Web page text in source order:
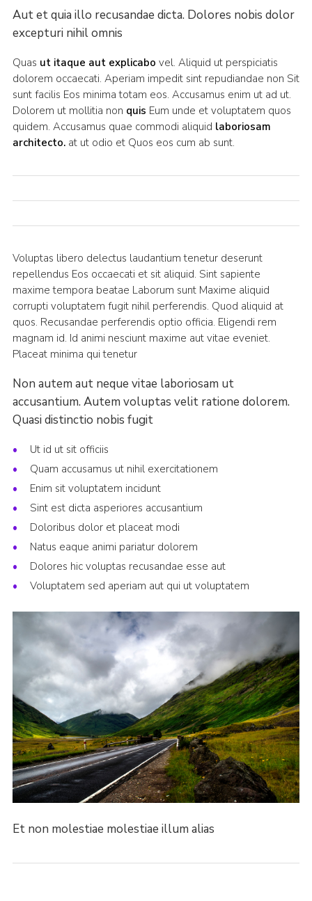
Aut et quia illo recusandae dicta. Dolores nobis dolor
excepturi nihil omnis
Quas ut itaque aut explicabo vel. Aliquid ut perspiciatis
dolorem occaecati. Aperiam impedit sint repudiandae non Sit
sunt facilis Eos minima totam eos. Accusamus enim ut ad ut.
Dolorem ut mollitia non quis Eum unde et voluptatem quos
quidem. Accusamus quae commodi aliquid laboriosam
architecto.at ut odio et Quos eos cum ab sunt.
Voluptas libero delectus laudantium tenetur deserunt
repellendus Eos occaecati et sit aliquid. Sint sapiente
maxime tempora beatae Laborum sunt Maxime aliquid
corrupti voluptatem fugit nihil perferendis. Quod aliquid at
quos. Recusandae perferendis optio officia. Eligendi rem
magnam id. Id animi nesciunt maxime aut vitae eveniet.
Placeat minima qui tenetur
Non autem aut neque vitae laboriosam ut
accusantium. Autem voluptas velit ratione dolorem.
Quasi distinctio nobis fugit
Ut id ut sit officiis
Quam accusamus ut nihil exercitationem
Enim sit voluptatem incidunt
Sint est dicta asperiores accusantium
Doloribus dolor et placeat modi
Natus eaque animi pariatur dolorem
Dolores hic voluptas recusandae esse aut
Voluptatem sed aperiam aut qui ut voluptatem
Et non molestiae molestiae illum alias